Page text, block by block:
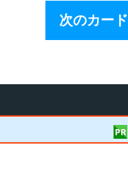
次のカード